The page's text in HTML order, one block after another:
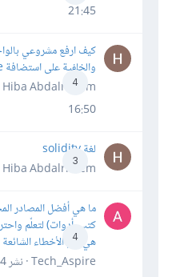
21:45
4
كيف ارفع مشروعي
والخلفية على استضافة InfinityFree؟
Hiba Abdalrheem · نشر
16:50
3
لغة solidity
Hiba Abdalrheem · نشر
4
ما هي أفضل المصادر
هي أهم الأخطاء
Tech_Aspire · نشر
14